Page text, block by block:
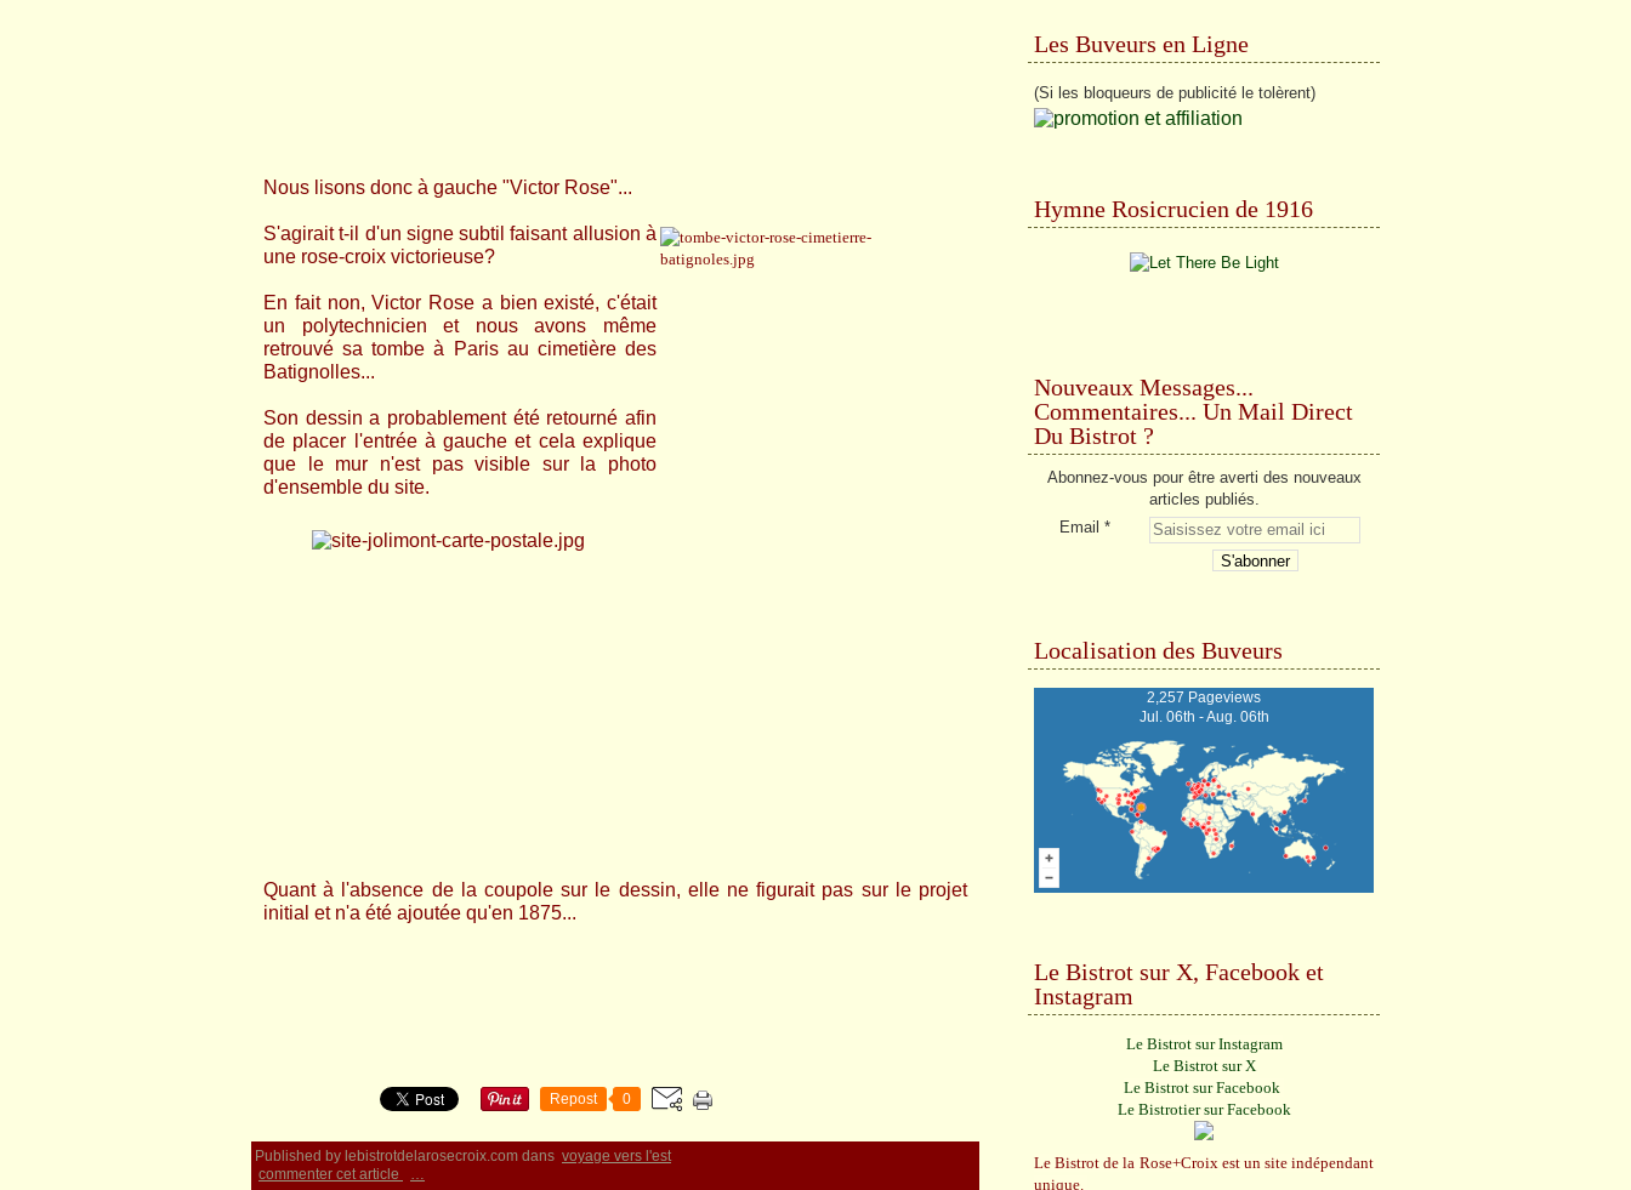
Nous lisons donc à gauche "Victor Rose"...
S'agirait t-il d'un signe subtil faisant allusion à
une rose-croix victorieuse?
En fait non, Victor Rose a bien existé, c'était
un polytechnicien et nous avons même
retrouvé sa tombe à Paris au cimetière des
Batignolles...
Son dessin a probablement été retourné afin
de placer l'entrée à gauche et cela explique
que le mur n'est pas visible sur la photo
d'ensemble du site.
Quant à l'absence de la coupole sur le dessin, elle ne figurait pas sur le projet
initial et n'a été ajoutée qu'en 1875...
Repost 0
Published by lebistrotdelarosecroix.com dans voyage vers l'est
commenter cet article
…
Les Buveurs en Ligne
(Si les bloqueurs de publicité le tolèrent)
Hymne Rosicrucien de 1916
Nouveaux Messages...
Commentaires... Un Mail Direct
Du Bistrot ?
Abonnez-vous pour être averti des nouveaux
articles publiés.
Email
Localisation des Buveurs
2,257 Pageviews
Jul. 06th - Aug. 06th
Le Bistrot sur X, Facebook et
Instagram
Le Bistrot sur Instagram
Le Bistrot sur X
Le Bistrot sur Facebook
Le Bistrotier sur Facebook
Le Bistrot de la Rose+Croix est un site indépendant
unique.